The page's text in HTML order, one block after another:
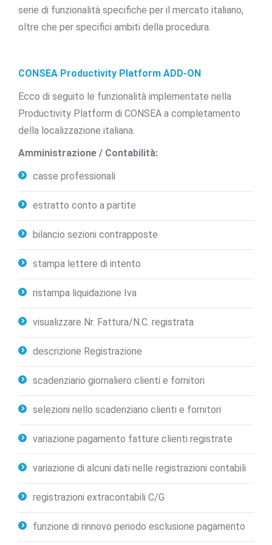
serie di funzionalità specifiche per il mercato italiano,
oltre che per specifici ambiti della procedura.
CONSEA Productivity Platform ADD-ON
Ecco di seguito le funzionalità implementate nella
Productivity Platform di CONSEA a completamento
della localizzazione italiana.
Amministrazione / Contabilità:
casse professionali
estratto conto a partite
bilancio sezioni contrapposte
stampa lettere di intento
ristampa liquidazione Iva
visualizzare Nr. Fattura/N.C. registrata
descrizione Registrazione
scadenziario giornaliero clienti e fornitori
selezioni nello scadenziario clienti e fornitori
variazione pagamento fatture clienti registrate
variazione di alcuni dati nelle registrazioni contabili
registrazioni extracontabili C/G
funzione di rinnovo periodo esclusione pagamento